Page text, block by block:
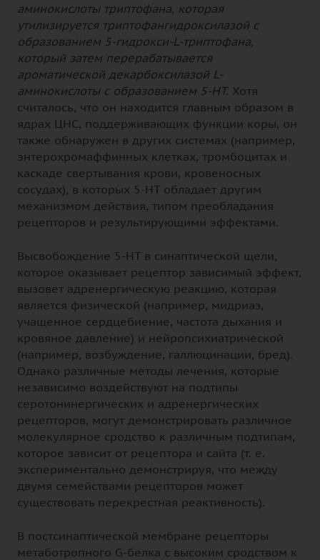
аминокислоты триптофана, которая
утилизируется триптофангидроксилазой с
образованием 5-гидрокси-L-триптофана,
который затем перерабатывается
ароматической декарбоксилазой L-
аминокислоты с образованием 5-НТ. Хотя
считалось, что он находится главным образом в
ядрах ЦНС, поддерживающих функции коры, он
также обнаружен в других системах (например,
энтерохромаффинных клетках, тромбоцитах и
каскаде свертывания крови, кровеносных
сосудах), в которых 5-НТ обладает другим
механизмом действия, типом преобладания
рецепторов и результирующими эффектами.
Высвобождение 5-НТ в синаптической щели,
которое оказывает рецептор зависимый эффект,
вызовет адренергическую реакцию, которая
является физической (например, мидриаз,
учащенное сердцебиение, частота дыхания и
кровяное давление) и нейропсихиатрической
(например, возбуждение, галлюцинации, бред).
Однако различные методы лечения, которые
независимо воздействуют на подтипы
серотонинергических и адренергических
рецепторов, могут демонстрировать различное
молекулярное сродство к различным подтипам,
которое зависит от рецептора и сайта (т. е.
экспериментально демонстрируя, что между
двумя семействами рецепторов может
существовать перекрестная реактивность).
В постсинаптической мембране рецепторы
метаботропного G-белка с высоким сродством к